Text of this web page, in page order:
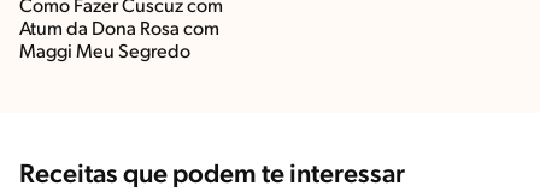
Como Fazer Cuscuz com
Atum da Dona Rosa com
Maggi Meu Segredo
Receitas que podem te interessar